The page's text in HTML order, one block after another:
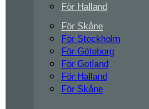
För Halland
För Skåne
För Stockholm
För Göteborg
För Gotland
För Halland
För Skåne